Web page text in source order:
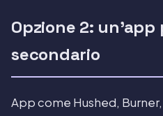
Opzione 2:
secondario
App come Hushed,